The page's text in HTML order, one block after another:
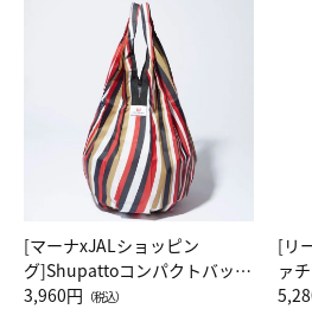
[マーナxJALショッピン
グ]Shupattoコンパクトバッグ
Drop JAL客室乗務員（LC）ス
3,960円 （税込）
[リ
ァ
ト